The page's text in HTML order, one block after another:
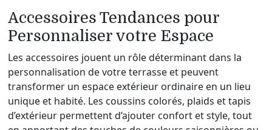
Accessoires Tendances pour
Personnaliser votre Espace
Les accessoires jouent un rôle déterminant dans la
personnalisation de votre terrasse et peuvent
transformer un espace extérieur ordinaire en un lieu
unique et habité. Les coussins colorés, plaids et tapis
d’extérieur permettent d’ajouter confort et style, tout